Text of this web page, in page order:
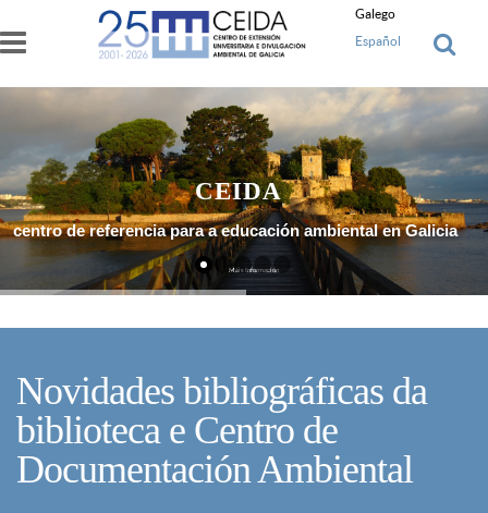
Ir o contido principal
Galego
Español
centro de referencia para a educación ambiental en Galicia
Máis Información
CEIDA
Novidades bibliográficas da
biblioteca e Centro de
Documentación Ambiental